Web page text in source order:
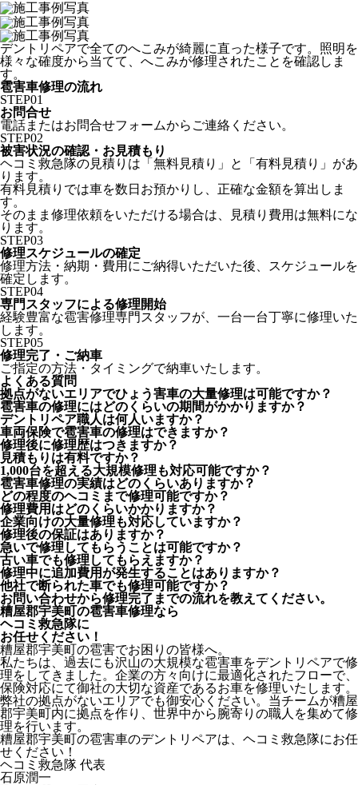
デントリペアで全てのへこみが綺麗に直った様子です。照明を
様々な確度から当てて、へこみが修理されたことを確認しま
す。
雹害車修理の流れ
STEP01
お問合せ
電話またはお問合せフォームからご連絡ください。
STEP02
被害状況の確認・お見積もり
ヘコミ救急隊の見積りは「無料見積り」と「有料見積り」があ
ります。
有料見積りでは車を数日お預かりし、正確な金額を算出しま
す。
そのまま修理依頼をいただける場合は、見積り費用は無料にな
ります。
STEP03
修理スケジュールの確定
修理方法・納期・費用にご納得いただいた後、スケジュールを
確定します。
STEP04
専門スタッフによる修理開始
経験豊富な雹害修理専門スタッフが、一台一台丁寧に修理いた
します。
STEP05
修理完了・ご納車
ご指定の方法・タイミングで納車いたします。
よくある質問
拠点がないエリアでひょう害車の大量修理は可能ですか？
雹害車の修理にはどのくらいの期間がかかりますか？
デントリペア職人は何人いますか？
車両保険で雹害車の修理はできますか？
修理後に修理歴はつきますか？
見積もりは有料ですか？
1,000台を超える大規模修理も対応可能ですか？
雹害車修理の実績はどのくらいありますか？
どの程度のヘコミまで修理可能ですか？
修理費用はどのくらいかかりますか？
企業向けの大量修理も対応していますか？
修理後の保証はありますか？
急いで修理してもらうことは可能ですか？
古い車でも修理してもらえますか？
修理中に追加費用が発生することはありますか？
他社で断られた車でも修理可能ですか？
お問い合わせから修理完了までの流れを教えてください。
糟屋郡宇美町の雹害車修理なら
ヘコミ救急隊に
お任せください！
糟屋郡宇美町の雹害でお困りの皆様へ。
私たちは、過去にも沢山の大規模な雹害車をデントリペアで修
理をしてきました。企業の方々向けに最適化されたフローで、
保険対応にて御社の大切な資産であるお車を修理いたします。
弊社の拠点がないエリアでも御安心ください。当チームが糟屋
郡宇美町内に拠点を作り、世界中から腕寄りの職人を集めて修
理を行います。
糟屋郡宇美町の雹害車のデントリペアは、ヘコミ救急隊にお任
せください！
ヘコミ救急隊 代表
石原潤一